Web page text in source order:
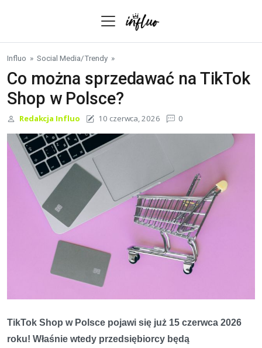
Influo » Social Media/Trendy »
Co można sprzedawać na TikTok
Shop w Polsce?
Redakcja Influo 10 czerwca, 2026 0
TikTok Shop w Polsce pojawi się już 15 czerwca 2026
roku! Właśnie wtedy przedsiębiorcy będą